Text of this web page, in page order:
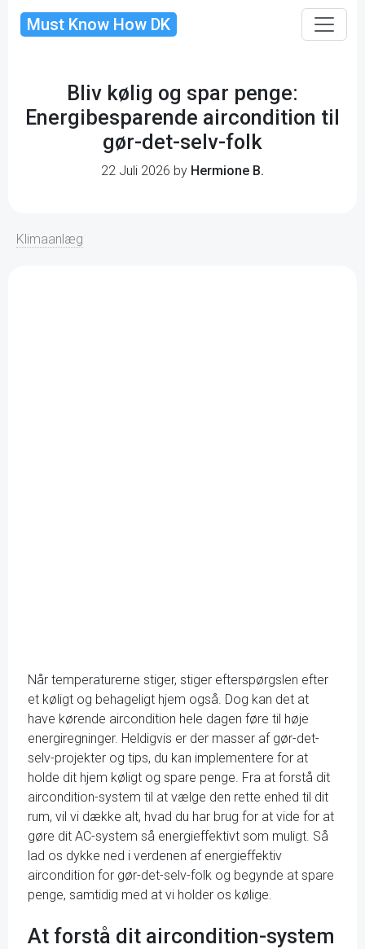
Must Know How DK
Bliv kølig og spar penge:
Energibesparende aircondition til
gør-det-selv-folk
22 Juli 2026 by Hermione B.
Klimaanlæg
Når temperaturerne stiger, stiger efterspørgslen efter
et køligt og behageligt hjem også. Dog kan det at
have kørende aircondition hele dagen føre til høje
energiregninger. Heldigvis er der masser af gør-det-
selv-projekter og tips, du kan implementere for at
holde dit hjem køligt og spare penge. Fra at forstå dit
aircondition-system til at vælge den rette enhed til dit
rum, vil vi dække alt, hvad du har brug for at vide for at
gøre dit AC-system så energieffektivt som muligt. Så
lad os dykke ned i verdenen af energieffektiv
aircondition for gør-det-selv-folk og begynde at spare
penge, samtidig med at vi holder os kølige.
At forstå dit aircondition-system